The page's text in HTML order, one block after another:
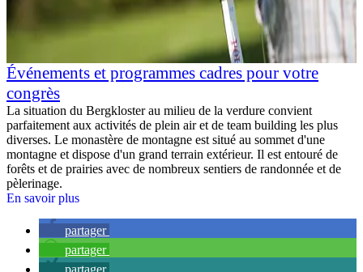
Événements et programmes cadres pour votre
congrès
La situation du Bergkloster au milieu de la verdure convient
parfaitement aux activités de plein air et de team building les plus
diverses. Le monastère de montagne est situé au sommet d'une
montagne et dispose d'un grand terrain extérieur. Il est entouré de
forêts et de prairies avec de nombreux sentiers de randonnée et de
pèlerinage.
En savoir plus
partager
partager
partager